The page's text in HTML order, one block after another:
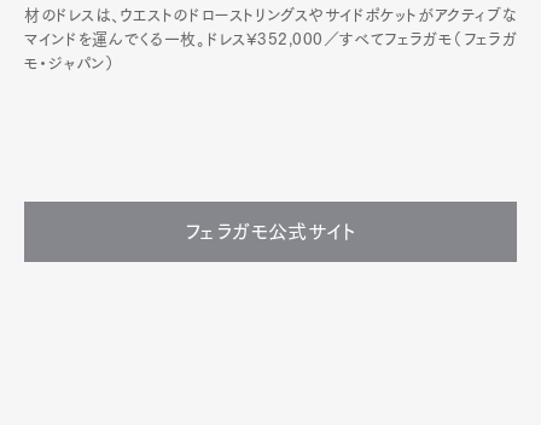
材のドレスは、ウエストのドローストリングスやサイドポケットがアクティブな
マインドを運んでくる一枚。ドレス¥352,000／すべてフェラガモ（フェラガ
モ・ジャパン）
フェラガモ公式サイト